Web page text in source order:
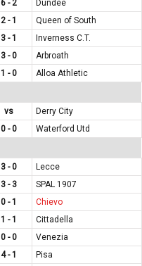
6 - 2
Dundee
2 - 1
Queen of South
3 - 1
Inverness C.T.
3 - 0
Arbroath
1 - 0
Alloa Athletic
vs
Derry City
0 - 0
Waterford Utd
3 - 0
Lecce
3 - 3
SPAL 1907
0 - 1
Chievo
1 - 1
Cittadella
0 - 0
Venezia
4 - 1
Pisa